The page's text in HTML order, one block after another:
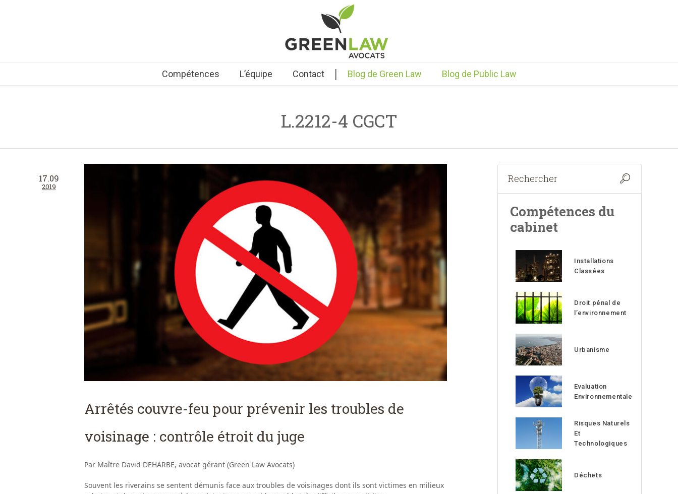
Compétences L’équipe Contact | Blog de Green Law Blog de Public Law
L.2212-4 CGCT
17.09
2019
Arrêtés couvre-feu pour prévenir les troubles de
voisinage : contrôle étroit du juge
Par Maître David DEHARBE, avocat gérant (Green Law Avocats)
Souvent les riverains se sentent démunis face aux troubles de voisinages dont ils sont victimes en milieux
Compétences du
cabinet
Installations
Classées
Droit pénal de
l’environnement
Urbanisme
Evaluation
Environnementale
Risques Naturels
Et
Technologiques
Déchets